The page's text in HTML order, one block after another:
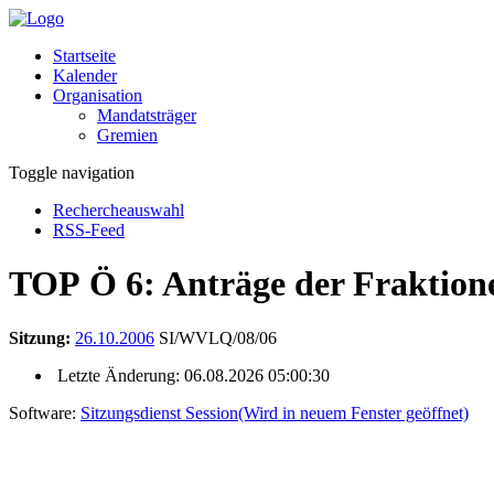
Startseite
Kalender
Organisation
Mandatsträger
Gremien
Toggle navigation
Rechercheauswahl
RSS-Feed
TOP Ö 6: Anträge der
Sitzung: 26.10.2006 SI/WVLQ/08/06
Letzte Änderung: 06.08.2026 05:00:30
Software: Sitzungsdienst Session(Wird in neuem Fenster geöffnet)